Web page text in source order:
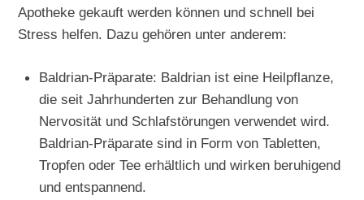
Apotheke gekauft werden können und schnell bei
Stress helfen. Dazu gehören unter anderem:
Baldrian-Präparate: Baldrian ist eine Heilpflanze,
die seit Jahrhunderten zur Behandlung von
Nervosität und Schlafstörungen verwendet wird.
Baldrian-Präparate sind in Form von Tabletten,
Tropfen oder Tee erhältlich und wirken beruhigend
und entspannend.